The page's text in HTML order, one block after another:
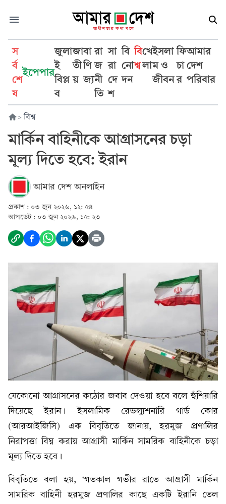
স
র্ব
শে
ষ
ইপেপার
জুলা
ই
বিপ্ল
ব
জা
তী
য়
বা
ণি
জ্য
রা
জ
নী
তি
সা
রা
দে
শ
বি
নো
দন
বি
শ্ব
খে
লা
ইসলা
ম ও
জীবন
ফি
চা
র
আমার
দেশ
পরিবার
> বিশ্ব
মার্কিন বাহিনীকে আগ্রাসনের চড়া
মূল্য দিতে হবে: ইরান
আমার দেশ অনলাইন
প্রকাশ : ০৩ জুন ২০২৬, ১২: ৫৪
আপডেট : ০৩ জুন ২০২৬, ১৫: ২৩
যেকোনো আগ্রাসনের কঠোর জবাব দেওয়া হবে বলে হুঁশিয়ারি
দিয়েছে ইরান। ইসলামিক রেভল্যুশনারি গার্ড কোর
(আরআইজিসি) এক বিবৃতিতে জানায়, হরমুজ প্রণালির
নিরাপত্তা বিঘ্ন করায় আগ্রাসী মার্কিন সামরিক বাহিনীকে চড়া
মূল্য দিতে হবে।
বিবৃতিতে বলা হয়, ‘গতকাল গভীর রাতে আগ্রাসী মার্কিন
সামরিক বাহিনী হরমুজ প্রণালির কাছে একটি ইরানি তেল